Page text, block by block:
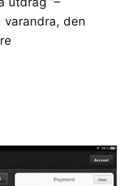
varandra, den